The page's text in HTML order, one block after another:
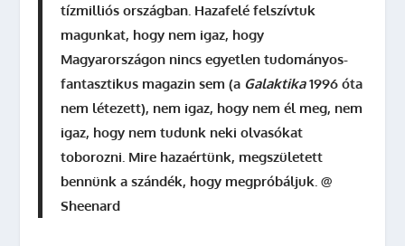
tízmilliós országban. Hazafelé felszívtuk
magunkat, hogy nem igaz, hogy
Magyarországon nincs egyetlen tudományos-
fantasztikus magazin sem (a Galaktika1996 óta
nem létezett), nem igaz, hogy nem él meg, nem
igaz, hogy nem tudunk neki olvasókat
toborozni. Mire hazaértünk, megszületett
bennünk a szándék, hogy megpróbáljuk. @
Sheenard